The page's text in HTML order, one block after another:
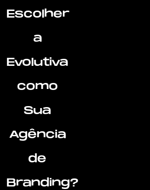
Escolher
a
Evolutiva
como
Sua
Agência
de
Branding?